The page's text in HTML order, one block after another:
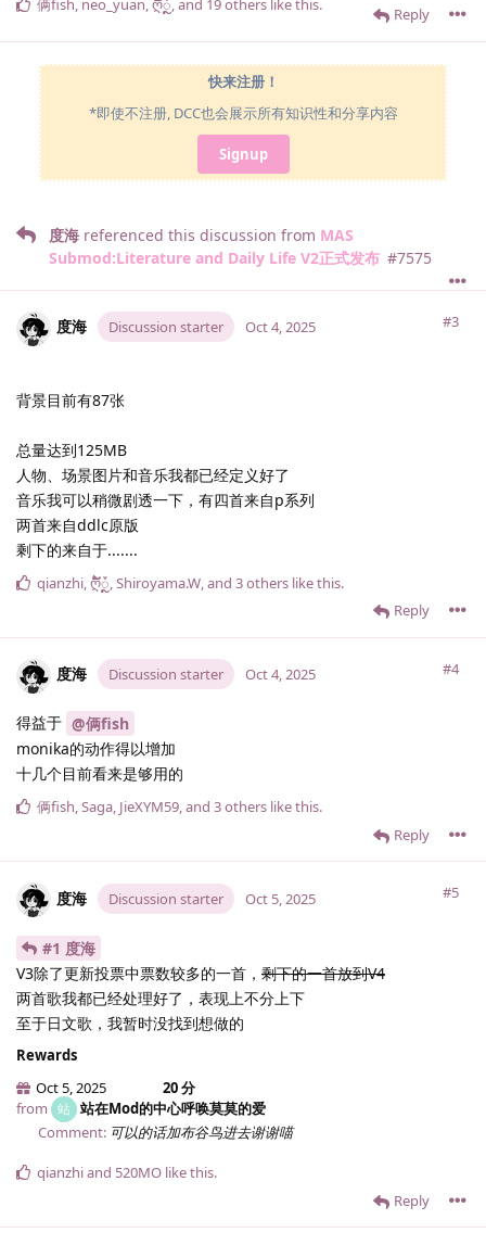
Reply
快来注册！
*即使不注册, DCC也会展示所有知识性和分享内容
Signup
度海 referenced this discussion from MAS
Submod:Literature and Daily Life V2正式发布 #7575
度海 Discussion starter #3
Oct 4, 2025
背景目前有87张
总量达到125MB
人物、场景图片和音乐我都已经定义好了
音乐我可以稍微剧透一下，有四首来自p系列
两首来自ddlc原版
剩下的来自于.......
Reply
qianzhi ღ້໌ᮩຼ Shiroyama.​W , and 3others like this.
度海 Discussion starter #4
Oct 4, 2025
得益于 @俩fish
monika的动作得以增加
十几个目前看来是够用的
Reply
俩fish,Saga, JieXYM59, and 3others like this.
度海 Discussion starter #5
Oct 5, 2025
#1 度海
V3除了更新投票中票数较多的一首， 剩下的一首放到V4
两首歌我都已经处理好了，表现上不分上下
至于日文歌，我暂时没找到想做的
Rewards
Oct 5, 2025
20 分
from 站 站在Mod的中心呼唤莫莫的爱
Comment: 可以的话加布谷鸟进去谢谢喵
Reply
qianzhiand 520MO like this.